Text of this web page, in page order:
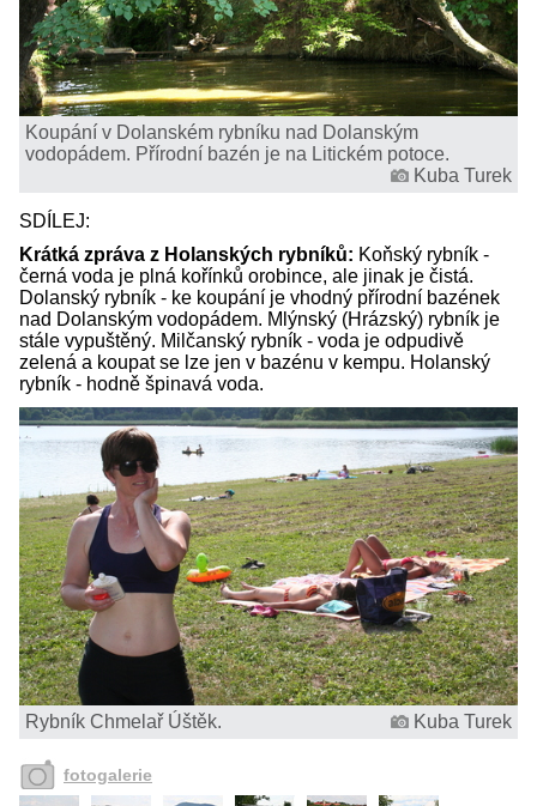
Koupání v Dolanském rybníku nad Dolanským
vodopádem. Přírodní bazén je na Litickém potoce.
Kuba Turek
SDÍLEJ:
Krátká zpráva z Holanských rybníků: Koňský rybník -
černá voda je plná kořínků orobince, ale jinak je čistá.
Dolanský rybník - ke koupání je vhodný přírodní bazének
nad Dolanským vodopádem. Mlýnský (Hrázský) rybník je
stále vypuštěný. Milčanský rybník - voda je odpudivě
zelená a koupat se lze jen v bazénu v kempu. Holanský
rybník - hodně špinavá voda.
Rybník Chmelař Úštěk. Kuba Turek
fotogalerie